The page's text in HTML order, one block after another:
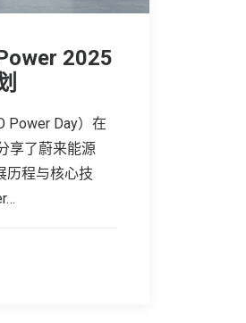
2025
Power Day）在
享了蔚来能源
历程与核心技